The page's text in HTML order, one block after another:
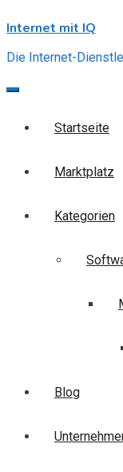
to
Internet mit IQ
Die Internet-
Startseite
Marktplatz
Kategorien
Blog